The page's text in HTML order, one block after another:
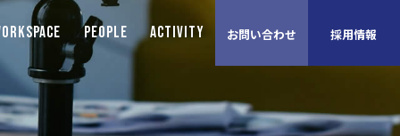
PEOPLE ACTIVITY お問い合わせ 採用情報